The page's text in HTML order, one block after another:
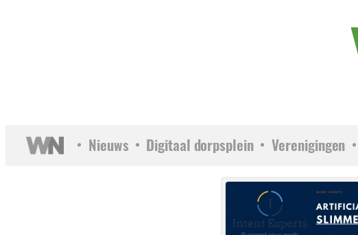
Nieuws Digitaal dorpsplein Verenigingen